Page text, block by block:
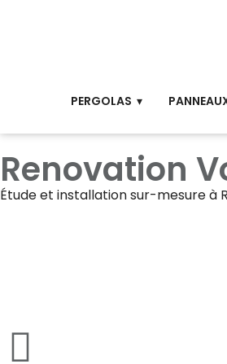
PERGOLAS
Renovation
Étude et installation sur-mesure à